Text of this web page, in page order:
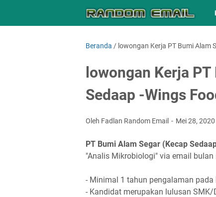
Beranda / lowongan Kerja PT Bumi Alam
lowongan Kerja
Sedaap -Wings
Oleh Fadlan Random Email Mei 28, 2020
PT Bumi Alam Segar (Kecap
"Analis Mikrobiologi" via email
- Minimal 1 tahun pengalaman
- Kandidat merupakan lulusan